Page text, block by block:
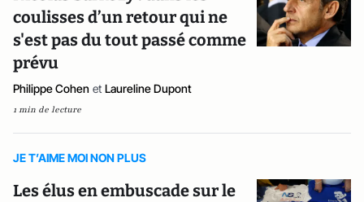
coulisses d’un retour qui ne
s'est pas du tout passé comme
prévu
Philippe Cohen et Laureline Dupont
1 min de lecture
JE T’AIME MOI NON PLUS
Les élus en embuscade sur le